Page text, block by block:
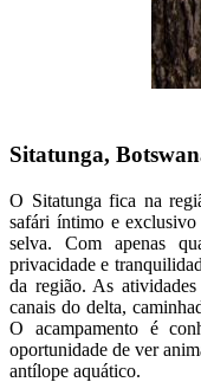
Sitatunga,
O Sitatunga fica na
safári íntimo e exclusivo
selva. Com apenas
privacidade e
da região. As
canais do delta,
O acampamento é
oportunidade de ver
antílope aquático.